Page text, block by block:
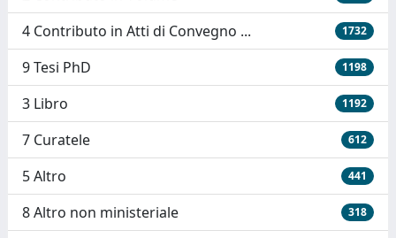
4 Contributo in Atti di Convegno ... 1732
9 Tesi PhD 1198
3 Libro 1192
7 Curatele 612
5 Altro 441
8 Altro non ministeriale 318